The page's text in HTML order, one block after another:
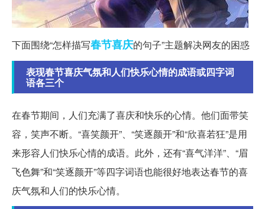
下面围绕“怎样描写春节喜庆的句子”主题解决网友的困惑
表现春节喜庆气氛和人们快乐心情的成语或四字词
语各三个
在春节期间，人们充满了喜庆和快乐的心情。他们面带笑
容，笑声不断。“喜笑颜开”、“笑逐颜开”和“欣喜若狂”是用
来形容人们快乐心情的成语。此外，还有“喜气洋洋”、“眉
飞色舞”和“笑逐颜开”等四字词语也能很好地表达春节的喜
庆气氛和人们的快乐心情。